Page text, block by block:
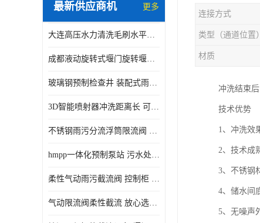
智能一体化供水泵房
智能一体化净水设备
最新供应商机 更多
大连高压水力清洗毛刷水平自清洁滚刷 水力自动冲洗系统 水力清洗
成都液动旋转式堰门旋转堰门 自动控制 SUS304
玻璃钢预制检查井 装配式雨水污水井 初期弃流井 源头厂家
3D智能喷射器冲洗距离长 可270度旋转 高强度水压远距离喷洗
不锈钢雨污分流浮筒限流阀 DN150-DN1000 品质可信
hmpp一体化预制泵站 污水处理系统 乡镇学校市政排水 厂家供应
柔性气动雨污截流阀 控制柜 远程控制安全性高检修方便
气动限流阀柔性截流 放心选购 控源截污铭源环保
连接方式
类型（通道位置）
材质
冲洗结束
技术优势
1、冲洗效
2、技术成
3、不锈钢
4、储水间
5、无噪声